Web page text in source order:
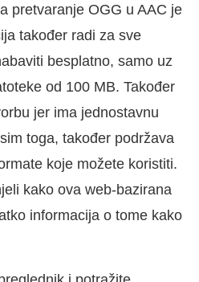
pretvaranje OGG u AAC je
također radi za sve
besplatno, samo uz
od 100 MB. Također
jer ima jednostavnu
toga, također podržava
koje možete koristiti.
kako ova web-bazirana
informacija o tome kako